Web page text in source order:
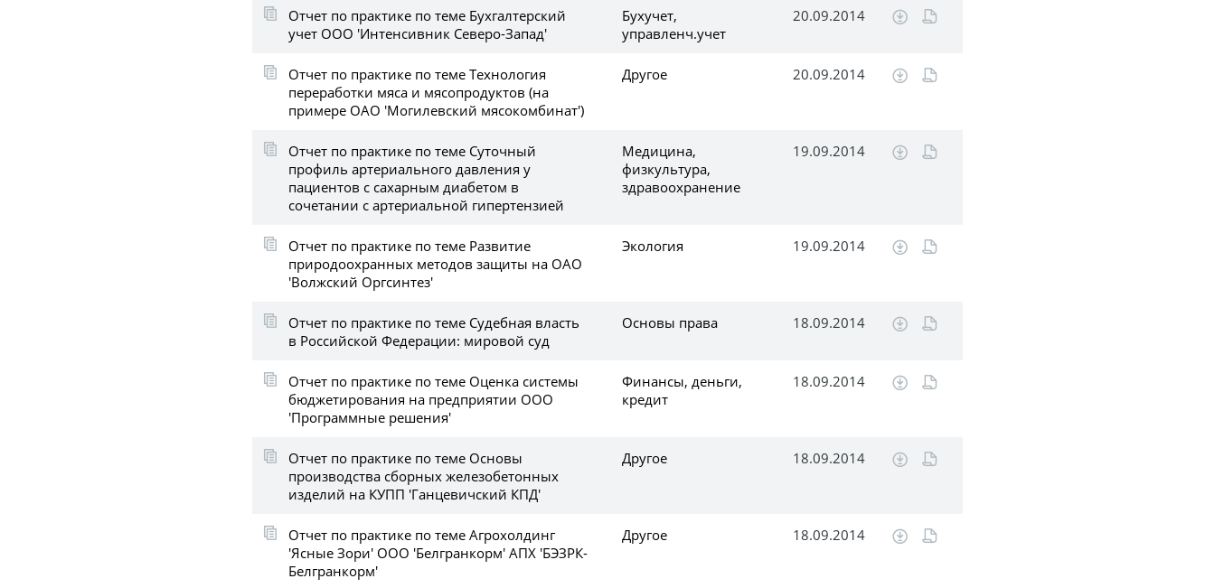
Отчет по практике по теме Бухгалтерский
учет ООО 'Интенсивник Северо-Запад'
Бухучет,
управленч.учет
20.09.2014
Отчет по практике по теме Технология
переработки мяса и мясопродуктов (на
примере ОАО 'Могилевский мясокомбинат')
Другое 20.09.2014
Отчет по практике по теме Суточный
профиль артериального давления у
пациентов с сахарным диабетом в
сочетании с артериальной гипертензией
Медицина,
физкультура,
здравоохранение
19.09.2014
Отчет по практике по теме Развитие
природоохранных методов защиты на ОАО
'Волжский Оргсинтез'
Экология 19.09.2014
Отчет по практике по теме Судебная власть
в Российской Федерации: мировой суд
Основы права 18.09.2014
Отчет по практике по теме Оценка системы
бюджетирования на предприятии ООО
'Программные решения'
Финансы, деньги,
кредит
18.09.2014
Отчет по практике по теме Основы
производства сборных железобетонных
изделий на КУПП 'Ганцевичский КПД'
Другое 18.09.2014
Отчет по практике по теме Агрохолдинг
'Ясные Зори' ООО 'Белгранкорм' АПХ 'БЭЗРК-
Белгранкорм'
Другое 18.09.2014